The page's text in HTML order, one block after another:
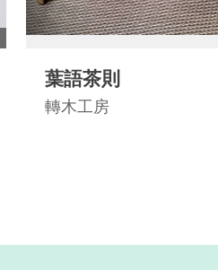
葉語茶則
轉木工房